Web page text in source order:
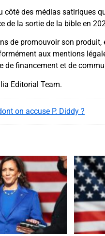
côté des médias satiriques
de la sortie de la bible en
de promouvoir son
aux mentions
de financement et de
Editorial Team.
on accuse P. Diddy ?